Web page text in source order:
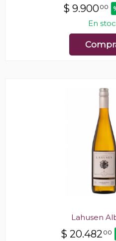
$ 9.90000
En
Lahusen
$ 20.482 00